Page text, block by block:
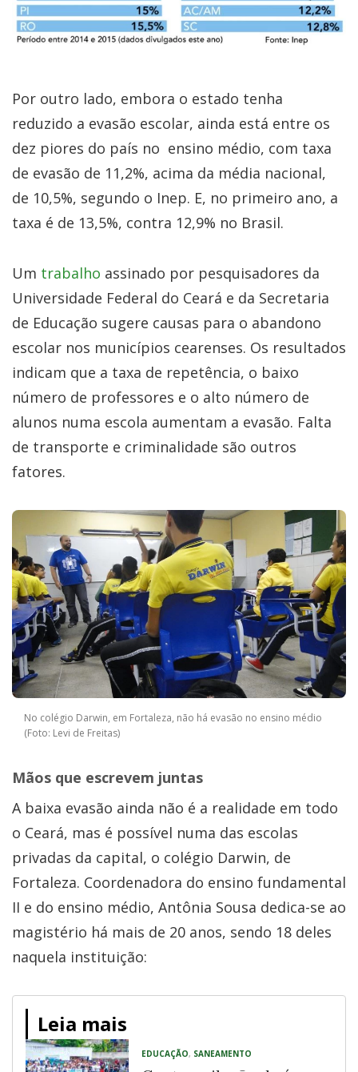
Por outro lado, embora o estado tenha
reduzido a evasão escolar, ainda está entre os
dez piores do país no ensino médio, com taxa
de evasão de 11,2%, acima da média nacional,
de 10,5%, segundo o Inep. E, no primeiro ano, a
taxa é de 13,5%, contra 12,9% no Brasil.
Um trabalho assinado por pesquisadores da
Universidade Federal do Ceará e da Secretaria
de Educação sugere causas para o abandono
escolar nos municípios cearenses. Os resultados
indicam que a taxa de repetência, o baixo
número de professores e o alto número de
alunos numa escola aumentam a evasão. Falta
de transporte e criminalidade são outros
fatores.
No colégio Darwin, em Fortaleza, não há evasão no ensino médio
(Foto: Levi de Freitas)
Mãos que escrevem juntas
A baixa evasão ainda não é a realidade em todo
o Ceará, mas é possível numa das escolas
privadas da capital, o colégio Darwin, de
Fortaleza. Coordenadora do ensino fundamental
II e do ensino médio, Antônia Sousa dedica-se ao
magistério há mais de 20 anos, sendo 18 deles
naquela instituição:
Leia mais
EDUCAÇÃO, SANEAMENTO